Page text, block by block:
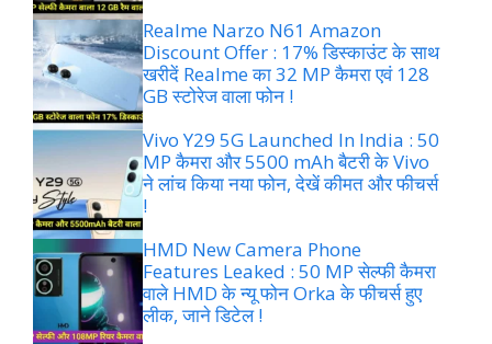
Realme Narzo N61 Amazon
Discount Offer : 17% डिस्काउंट के साथ
खरीदें Realme का 32 MP कैमरा एवं 128
GB स्टोरेज वाला फोन !
Vivo Y29 5G Launched In India : 50
MP कैमरा और 5500 mAh बैटरी के Vivo
ने लांच किया नया फोन, देखें कीमत और फीचर्स
!
HMD New Camera Phone
Features Leaked : 50 MP सेल्फी कैमरा
वाले HMD के न्यू फोन Orka के फीचर्स हुए
लीक, जाने डिटेल !